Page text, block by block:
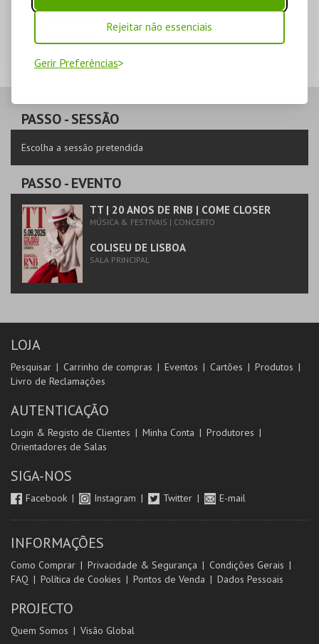
Rejeitar não essenciais
Gerir Preferências
PASSO- SESSÃO
Escolha a sessão pretendida
PASSO- EVENTO
TT | 20 ANOS DE RNB | COME CLOSER
MÚSICA & FESTIVAIS | CONCERTO
COLISEU DE LISBOA
SALA PRINCIPAL
LOJA
Pesquisar Carrinho de compras Eventos Cartões
Produtos
Livro de Reclamações
AUTENTICAÇÃO
Login & Registo de Clientes Minha Conta
Produtores
Orientadores de Salas
SIGA-NOS
Facebook Instagram Twitter E-mail
INFORMAÇÕES
Como Comprar Privacidade & Segurança
Condições Gerais
FAQ
Política de Cookies Pontos de Venda Dados Pessoais
PROJECTO
Quem Somos Visão Global